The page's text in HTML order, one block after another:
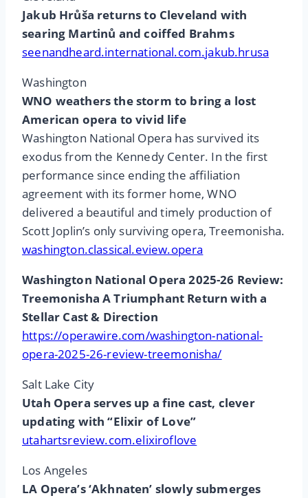
Jakub Hrůša returns to Cleveland with
searing Martinů and coiffed Brahms
seenandheard.international.com.jakub.hrusa
Washington
WNO weathers the storm to bring a lost
American opera to vivid life
Washington National Opera has survived its
exodus from the Kennedy Center. In the first
performance since ending the affiliation
agreement with its former home, WNO
delivered a beautiful and timely production of
Scott Joplin’s only surviving opera, Treemonisha.
washington.classical.eview.opera
Washington National Opera 2025-26 Review:
Treemonisha A Triumphant Return with a
Stellar Cast & Direction
https://operawire.com/washington-national-
opera-2025-26-review-treemonisha/
Salt Lake City
Utah Opera serves up a fine cast, clever
updating with “Elixir of Love”
utahartsreview.com.elixiroflove
Los Angeles
LA Opera’s ‘Akhnaten’ slowly submerges